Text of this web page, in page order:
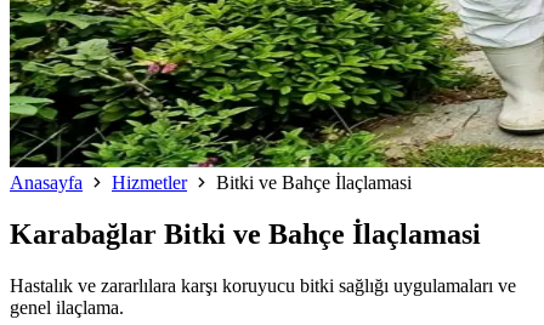
Anasayfa Hizmetler Bitki ve Bahçe İlaçlamasi
Karabağlar Bitki ve Bahçe İlaçlamasi
Hastalık ve zararlılara karşı koruyucu bitki sağlığı uygulamaları ve
genel ilaçlama.